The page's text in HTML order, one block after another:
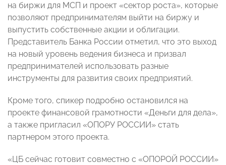
на биржи для МСП и проект «сектор роста», которые
позволяют предпринимателям выйти на биржу и
выпустить собственные акции и облигации.
Представитель Банка России отметил, что это выход
на новый уровень ведения бизнеса и призвал
предпринимателей использовать разные
инструменты для развития своих предприятий.
Кроме того, спикер подробно остановился на
проекте финансовой грамотности «Деньги для дела»,
а также пригласил «ОПОРУ РОССИИ» стать
партнером этого проекта.
«ЦБ сейчас готовит совместно с «ОПОРОЙ РОССИИ»